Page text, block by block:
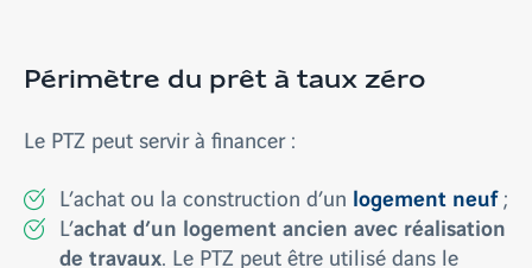
Périmètre du prêt à taux zéro
Le PTZ peut servir à financer :
L’achat ou la construction d’un logement neuf;
L’achat d’un logement ancien avec réalisation
de travaux. Le PTZ peut être utilisé dans le